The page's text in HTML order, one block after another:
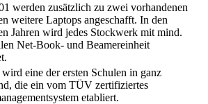
werden zusätzlich zu zwei vorhandenen
weitere Laptops angeschafft. In den
Jahren wird jedes Stockwerk mit mind.
Net-Book- und Beamereinheit
eine der ersten Schulen in ganz
die ein vom TÜV zertifiziertes
etabliert.